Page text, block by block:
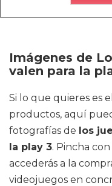
Imágenes de
valen para la
Si lo que quieres es
productos, aquí
fotografías de los
la play 3. Pincha
accederás a la
videojuegos en